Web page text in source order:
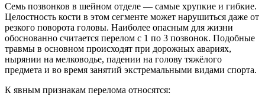
Семь позвонков в шейном отделе — самые хрупкие и гибкие.
Целостность кости в этом сегменте может нарушиться даже от
резкого поворота головы. Наиболее опасным для жизни
обоснованно считается перелом с 1 по 3 позвонок. Подобные
травмы в основном происходят при дорожных авариях,
нырянии на мелководье, падении на голову тяжёлого
предмета и во время занятий экстремальными видами спорта.
К явным признакам перелома относятся: